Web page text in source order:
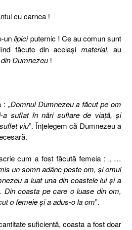
cu carnea !
unlipiciputernic ! Ce au comun sunt
făcute din acelaşi material, au
din Dumnezeu !
: „Domnul Dumnezeu a făcut pe om
a suflat în nări suflare de viaţă, şi
viu”. Înţelegem că Dumnezeu a
cum a fost făcută femeia : „ …
un somn adânc peste om, şi omul
a luat una din coastele lui şi a
Din coasta pe care o luase din om,
o femeie şi a adus-o la om”.
suficientă, coasta a fost doar